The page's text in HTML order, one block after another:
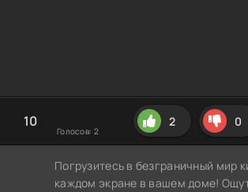
10
Голосов: 2
2 0
Погрузитесь в безграничный мир
каждом экране в вашем доме!